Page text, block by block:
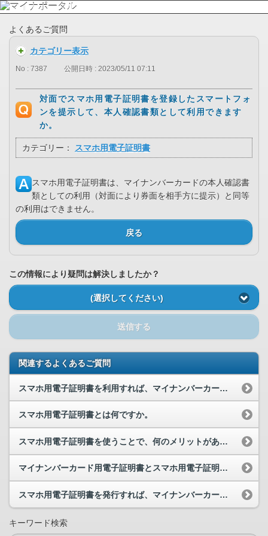
よくあるご質問
カテゴリー表示
No : 7387 公開日時 : 2023/05/11 07:11
対面でスマホ用電子証明書を登録したスマートフォ
ンを提示して、本人確認書類として利用できます
か。
カテゴリー： スマホ用電子証明書
スマホ用電子証明書は、マイナンバーカードの本人確認書
類としての利用（対面により券面を相手方に提示）と同等
の利用はできません。
戻る
この情報により疑問は解決しましたか？
(選択してください)
送信する
関連するよくあるご質問
スマホ用電子証明書を利用すれば、マイナンバーカードは利用しなくてもよくなるのでしょうか。
スマホ用電子証明書とは何ですか。
スマホ用電子証明書を使うことで、何のメリットがありますか。
マイナンバーカード用電子証明書とスマホ用電子証明書の違い・関係はなんですか。
スマホ用電子証明書を発行すれば、マイナンバーカード用電子証明書は不要になりますか。
キーワード検索